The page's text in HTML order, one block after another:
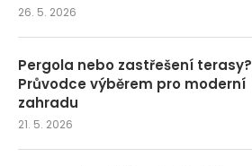
26. 5. 2026
Pergola nebo zastřešení terasy?
Průvodce výběrem pro moderní
zahradu
21. 5. 2026